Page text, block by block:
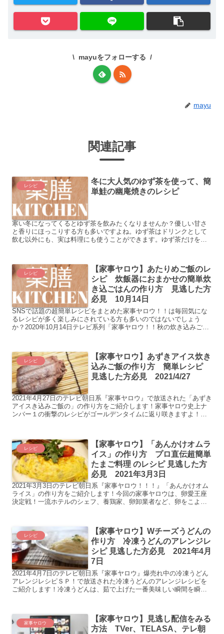
mayuをフォローする
mayu
関連記事
レシピ
冬に大人気のゆず茶を使って、簡
単鮭の幽庵焼きのレシピ
寒い冬になってくるとゆず茶を飲みたくなりませんか？優しい甘さ
と香りにほっこりする方も多いですよね。ゆず茶はドリンクとして
飲む以外にも、実は料理にも使うことができます。ゆず茶だけをそ
レシピ
【家事ヤロウ】あたりめご飯のレ
シピ 炊飯器におまかせの簡単炊
き込ごはんの作り方 見逃した方
必見 10月14日
SNSで話題の超簡単レシピをまとめた家事ヤロウ！！は毎回気にな
るレシピが多く楽しみにされている方も多いのではないでしょう
か？2020年10月14日テレビ系列「家事ヤロウ！！秋の炊き込みご
レシピ
【家事ヤロウ】あずきアイス炊き
込みご飯の作り方 簡単レシピ
見逃した方必見 2021/4/27
2021年4月27日のテレビ朝日系『家事ヤロウ』で放送された「あずき
アイスき込みご飯の」の作り方をご紹介します！家事ヤロウ史上ナ
ンバー１の衝撃のレシピがゴールデンタイムに返り咲きますよ！
レシピ
【家事ヤロウ】「あんかけオムラ
イス」の作り方 プロ直伝超簡単
たまご料理 のレシピ 見逃した方
必見 2021年3月3日
2021年3月3日のテレビ朝日系『家事ヤロウ！！！』「あんかけオム
ライス」の作り方をご紹介します！今回の家事ヤロウは、卵愛王座
決定戦！一流ホテルのシェフ、養鶏家、卵卸業者など、卵をこよな
レシピ
【家事ヤロウ】Wチーズうどんの
作り方 冷凍うどんのアレンジレ
シピ 見逃した方必見 2021年4月
7日
2021年4月7日のテレビ朝日系『家事ヤロウ』爆売れ中の冷凍うどん
アレンジレシピＳＰ！で放送された冷凍うどんのアレンジレシピを
ご紹介します！冷凍うどんは、茹で上げた一番美味しい瞬間を瞬間
家事ヤロウ
【家事ヤロウ】見逃し配信をみる
方法 TVer、TELASA、テレ朝